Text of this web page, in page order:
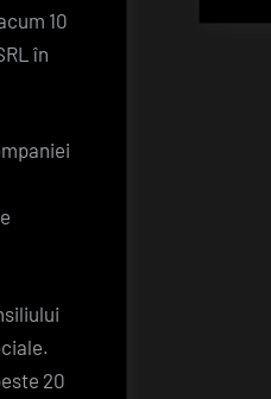
10
în
20